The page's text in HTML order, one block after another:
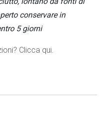
conservare in
5 giorni
Clicca qui.